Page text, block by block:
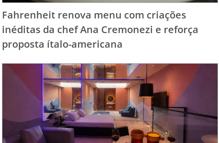
Fahrenheit renova menu com criações
inéditas da chef Ana Cremonezi e reforça
proposta ítalo-americana